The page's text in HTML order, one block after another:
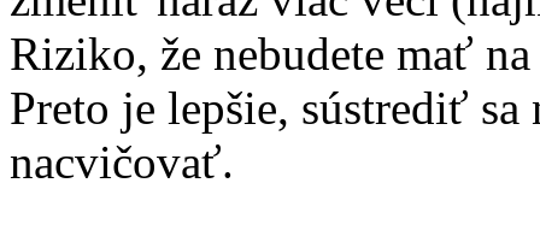
Riziko, že nebudete mať
Preto je lepšie, sústrediť
nacvičovať.